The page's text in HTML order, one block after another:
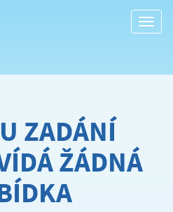
ZADÁNÍ
ŽÁDNÁ